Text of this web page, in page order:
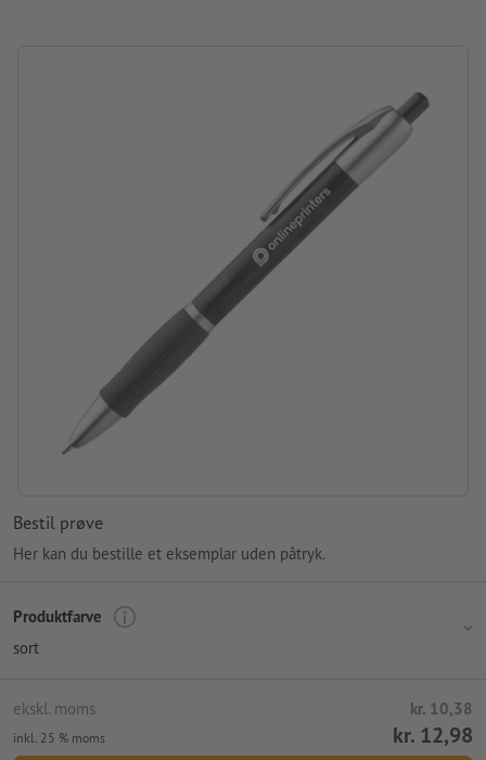
Bestil prøve
Her kan du bestille et eksemplar uden påtryk.
Produktfarve
sort
ekskl. moms kr. 10,38
inkl. 25 % moms kr. 12,98